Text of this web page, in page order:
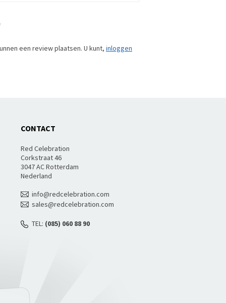
een review plaatsen. U kunt, inloggen
CONTACT
Red Celebration
Corkstraat 46
3047 AC Rotterdam
Nederland
info@redcelebration.com
sales@redcelebration.com
TEL: (085) 060 88 90